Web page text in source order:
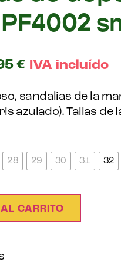
€ IVA incluído
sandalias de la
azulado). Tallas de
28 29 30 31 32
CARRITO